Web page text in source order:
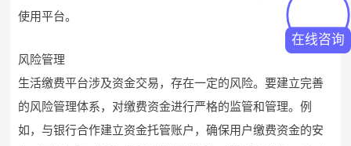
使用平台。
风险管理
生活缴费平台涉及资金交易，存在一定的风险。要建立完善
的风险管理体系，对缴费资金进行严格的监管和管理。例
如，与银行合作建立资金托管账户，确保用户缴费资金的安
在线咨询